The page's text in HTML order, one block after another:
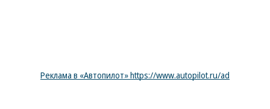
Реклама в «Автопилот» https://www.autopilot.ru/ad